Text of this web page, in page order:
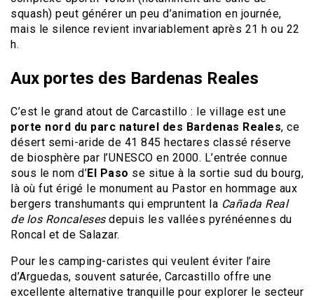
squash) peut générer un peu d’animation en journée,
mais le silence revient invariablement après 21 h ou 22
h.
Aux portes des Bardenas Reales
C’est le grand atout de Carcastillo : le village est une
porte nord du parc naturel des Bardenas Reales, ce
désert semi-aride de 41 845 hectares classé réserve
de biosphère par l’UNESCO en 2000. L’entrée connue
sous le nom d’El Paso se situe à la sortie sud du bourg,
là où fut érigé le monument au Pastor en hommage aux
bergers transhumants qui empruntent la Cañada Real
de los Roncalesesdepuis les vallées pyrénéennes du
Roncal et de Salazar.
Pour les camping-caristes qui veulent éviter l’aire
d’Arguedas, souvent saturée, Carcastillo offre une
excellente alternative tranquille pour explorer le secteur